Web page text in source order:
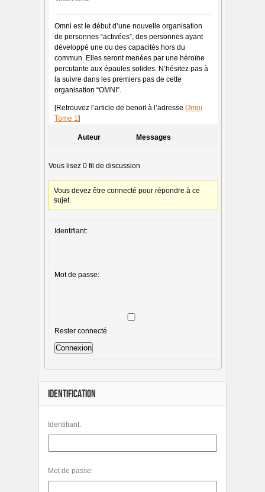
Omni est le début d’une nouvelle organisation
de personnes “activées”, des personnes ayant
développé une ou des capacités hors du
commun. Elles seront menées par une héroïne
percutante aux épaules solides. N’hésitez pas à
la suivre dans les premiers pas de cette
organisation “OMNI”.
[Retrouvez l’article de benoit à l’adresse Omni
Tome 1 ]
Auteur Messages
Vous lisez 0 fil de discussion
Vous devez être connecté pour répondre à ce
sujet.
Identifiant:
Mot de passe:
Rester connecté
Connexion
IDENTIFICATION
Identifiant:
Mot de passe: